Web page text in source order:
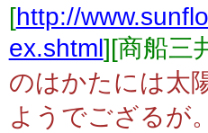
[http://
ex.shtml][商船三
のはかたには太
ようでござるが